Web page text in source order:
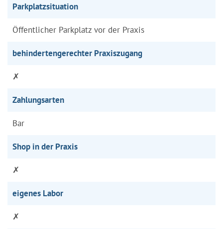
Parkplatzsituation
Öffentlicher Parkplatz vor der Praxis
behindertengerechter Praxiszugang
✗
Zahlungsarten
Bar
Shop in der Praxis
✗
eigenes Labor
✗